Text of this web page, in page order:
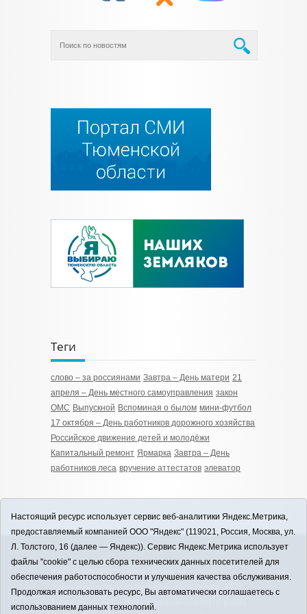
Теги
слово – за россиянами Завтра – День матери 21
апреля – День местного самоуправления закон
ОМС Выпускной Вспоминая о былом мини-футбол
17 октября – День работников дорожного хозяйства
Российское движение детей и молодёжи
Капитальный ремонт Ярмарка Завтра – День
работников леса вручение аттестатов элеватор
12+
ЗАВОДОУКОВСК online / Новости
Заводоуковского муниципального округа, 2026
Учредитель: АНО "Информационно-издательский
Настоящий ресурс использует сервис веб-аналитики Яндекс.Метрика,
предоставляемый компанией ООО "Яндекс" (119021, Россия, Москва, ул.
Л. Толстого, 16 (далее — Яндекс)). Сервис Яндекс.Метрика использует
файлы "cookie" с целью сбора технических данных посетителей для
обеспечения работоспособности и улучшения качества обслуживания.
Продолжая использовать ресурс, Вы автоматически соглашаетесь с
использованием данных технологий.